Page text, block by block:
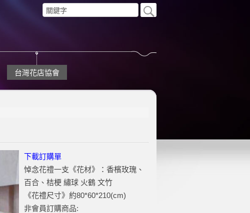
台灣花店協會
下載訂購單
悼念花禮一支《花材》：香檳玫瑰、
百合、桔梗 繡球 火鶴 文竹
《花禮尺寸》約80*60*210(cm)
非會員訂購商品: